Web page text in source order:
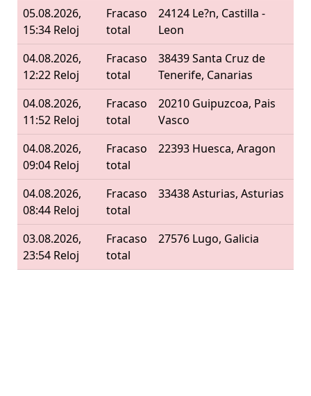
05.08.2026,
15:34 Reloj
Fracaso
total
24124 Le?n, Castilla -
Leon
04.08.2026,
12:22 Reloj
Fracaso
total
38439 Santa Cruz de
Tenerife, Canarias
04.08.2026,
11:52 Reloj
Fracaso
total
20210 Guipuzcoa, Pais
Vasco
04.08.2026,
09:04 Reloj
Fracaso
total
22393 Huesca, Aragon
04.08.2026,
08:44 Reloj
Fracaso
total
33438 Asturias, Asturias
03.08.2026,
23:54 Reloj
Fracaso
total
27576 Lugo, Galicia